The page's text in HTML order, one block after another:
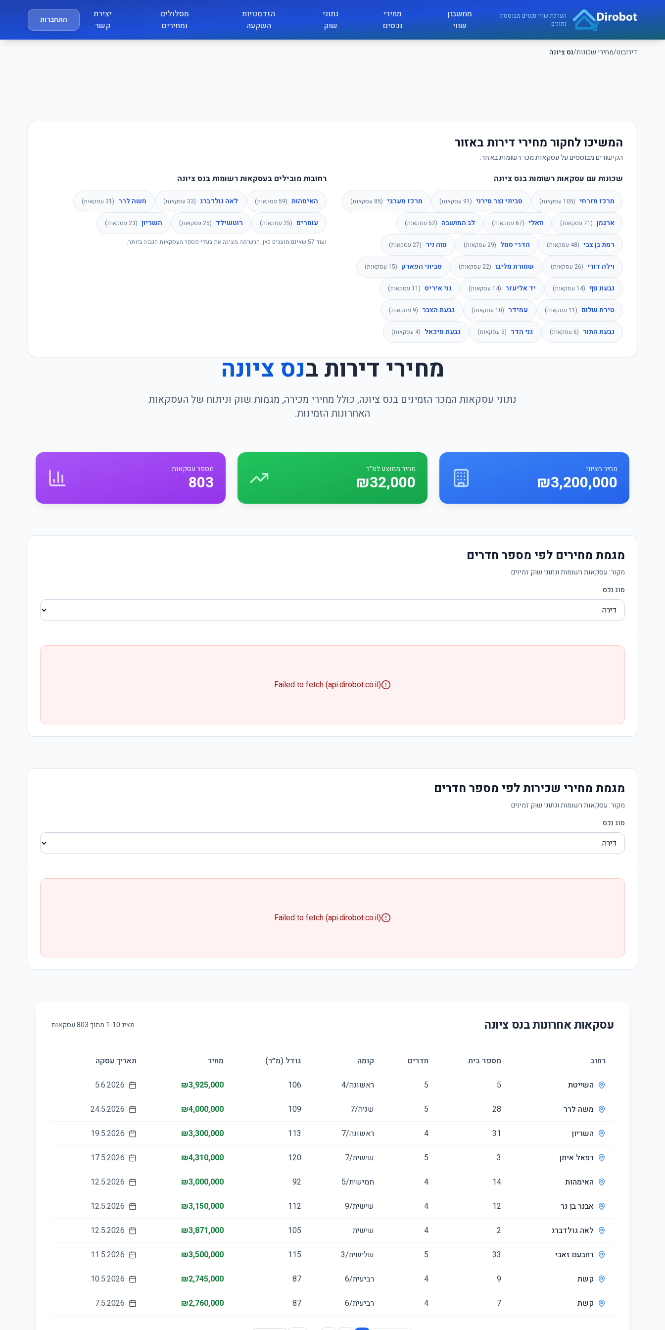
דירובוט/מחירי שכונות/נס ציונה
דירובוט
הערכת שווי נכסים מבוססת
נתונים
מחשבון
שווי
מחירי
נכסים
נתוני
שוק
הזדמנויות
השקעה
מסלולים
ומחירים
יצירת
קשר
התחברות
המשיכו לחקור מחירי דירות באזור
הקישורים מבוססים על עסקאות מכר רשומות באזור.
שכונות עם עסקאות רשומות בנס ציונה
מרכז מזרחי (
105 עסקאות) סביוני נצר סירני (
91 עסקאות) מרכז מערבי (
85 עסקאות)
ארגמן (
71 עסקאות) וואלי (
67 עסקאות) לב המושבה (
52 עסקאות)
רמת בן צבי (
48 עסקאות) הדרי סמל (
29 עסקאות) נווה ניר (
27 עסקאות)
וילה דורי (
26 עסקאות) שמורת מליבו (
22 עסקאות) סביוני הפארק (
15 עסקאות)
גבעת נוף (
14 עסקאות) יד אליעזר (
14 עסקאות) גני איריס (
11 עסקאות)
טירת שלום (
11 עסקאות) עמידר (
10 עסקאות) גבעת הצבר (
9 עסקאות)
גבעת התור (
6 עסקאות) גני הדר (
5 עסקאות) גבעת מיכאל (
4 עסקאות)
רחובות מובילים בעסקאות רשומות בנס ציונה
האימהות (
59 עסקאות) לאה גולדברג (
33 עסקאות) משה לרר (
31 עסקאות)
עומרים (
25 עסקאות) רוטשילד (
25 עסקאות) השריון (
23 עסקאות)
ועוד 57 שאינם מוצגים כאן; הרשימה מציגה את בעלי מספר העסקאות הגבוה ביותר.
מחירי דירות בנס ציונה
נתוני עסקאות המכר הזמינים בנס ציונה, כולל מחירי מכירה, מגמות שוק וניתוח של העסקאות
האחרונות הזמינות.
מחיר חציוני
₪3,200,000
מחיר ממוצע למ״ר
₪32,000
מספר עסקאות
803
מגמת מחירים לפי מספר חדרים
מקור: עסקאות רשומות ונתוני שוק זמינים
סוג נכס
Failed to fetch (api.dirobot.co.il)
מגמת מחירי שכירות לפי מספר חדרים
מקור: עסקאות רשומות ונתוני שוק זמינים
סוג נכס
Failed to fetch (api.dirobot.co.il)
עסקאות אחרונות בנס ציונה מציג 1-10 מתוך803עסקאות
רחוב מספר בית חדרים קומה גודל (מ״ר) מחיר תאריך עסקה
השייטת 5
5 ראשונה/4 106
₪3,925,000
5.6.2026
משה לרר 28
5 שניה/7 109
₪4,000,000
24.5.2026
השריון 31
4 ראשונה/7 113
₪3,300,000
19.5.2026
רפאל איתן 3
5 שישית/7 120
₪4,310,000
17.5.2026
האימהות 14
4 חמישית/5 92
₪3,000,000
12.5.2026
אבנר בן נר 12
4 שישית/9 112
₪3,150,000
12.5.2026
לאה גולדברג 2
4 שישית 105
₪3,871,000
12.5.2026
רחבעם זאבי 33
5 שלישית/3 115
₪3,500,000
11.5.2026
קשת 9
4 רביעית/6 87
₪2,745,000
10.5.2026
קשת 7
4 רביעית/6 87
₪2,760,000
7.5.2026